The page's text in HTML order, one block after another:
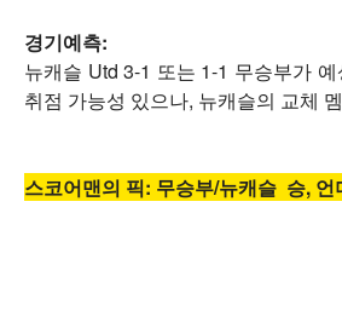
경기예측:
뉴캐슬 Utd 3-1 또는 1-1 무승부가
취점 가능성 있으나, 뉴캐슬의 교체
스코어맨의 픽: 무승부/뉴캐슬 승, 언